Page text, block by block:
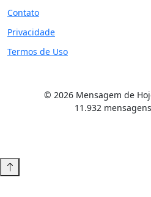
Contato
Privacidade
Termos de Uso
© 2026 Mensagem de
11.932